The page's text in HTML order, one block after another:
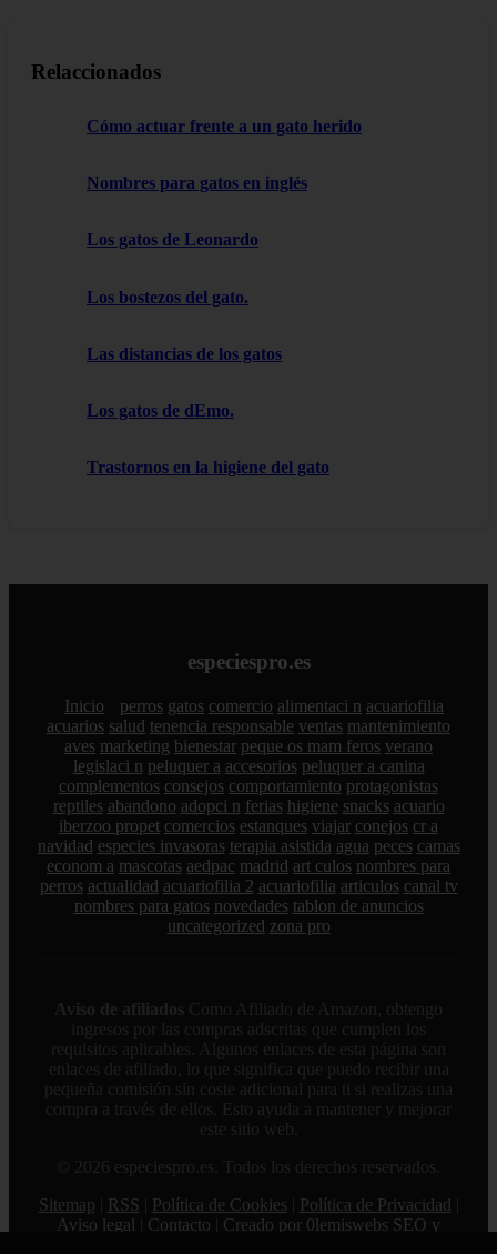
Relaccionados
Cómo actuar frente a un gato herido
Nombres para gatos en inglés
Los gatos de Leonardo
Los bostezos del gato.
Las distancias de los gatos
Los gatos de dEmo.
Trastornos en la higiene del gato
especiespro.es
Inicio perros gatos comercio alimentaci n acuariofilia
acuarios salud tenencia responsable ventas mantenimiento
aves marketing bienestar peque os mam feros verano
legislaci n peluquer a accesorios peluquer a canina
complementos consejos comportamiento protagonistas
reptiles abandono adopci n ferias higiene snacks acuario
iberzoo propet comercios estanques viajar conejos cr a
navidad especies invasoras terapia asistida agua peces camas
econom a mascotas aedpac madrid art culos nombres para
perros actualidad acuariofilia 2 acuariofilia articulos canal tv
nombres para gatos novedades tablon de anuncios
uncategorized zona pro
Aviso de afiliados Como Afiliado de Amazon, obtengo
ingresos por las compras adscritas que cumplen los
requisitos aplicables. Algunos enlaces de esta página son
enlaces de afiliado, lo que significa que puedo recibir una
pequeña comisión sin coste adicional para ti si realizas una
compra a través de ellos. Esto ayuda a mantener y mejorar
este sitio web.
© 2026 especiespro.es. Todos los derechos reservados.
Sitemap
RSS Política de Cookies Política de Privacidad
Aviso legal
Contacto
Creado por 0lemiswebs SEO y